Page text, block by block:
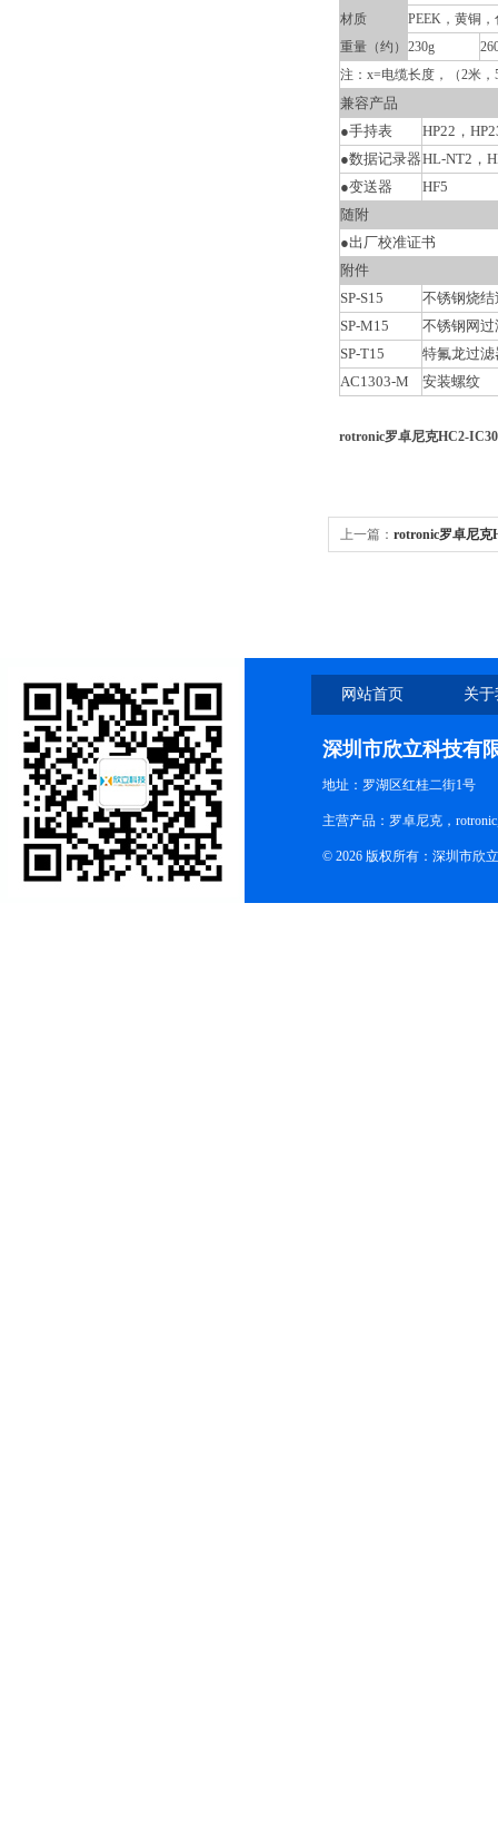
材质
PEEK，黄铜
重量（约） 230g
注：x=电缆长度，（2米，
兼容产品
●手持表
HP22，
●数据记录器HL-NT2，
●变送器
HF5
随附
●出厂校准证书
附件
SP-S15
不锈钢烧结
SP-M15
不锈钢网过
SP-T15
特氟龙过滤
AC1303-M
安装螺纹
rotronic罗卓尼克HC2-
上一篇： rotronic罗卓尼克
网站首页 关
深圳市欣立科技有
地址：罗湖区红桂二街1号
主营产品：罗卓尼克，
© 2026 版权所有：深圳市欣